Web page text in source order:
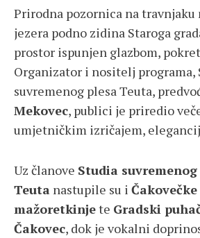
Prirodna pozornica na travnjaku
jezera podno zidina Staroga
prostor ispunjen glazbom,
Organizator i nositelj programa,
suvremenog plesa Teuta,
Mekovec, publici je priredio
umjetničkim izričajem,
Uz članove Studia suvremenog
Teuta nastupile su i Čakovečke
mažoretkinjete Gradski
Čakovec, dok je vokalni